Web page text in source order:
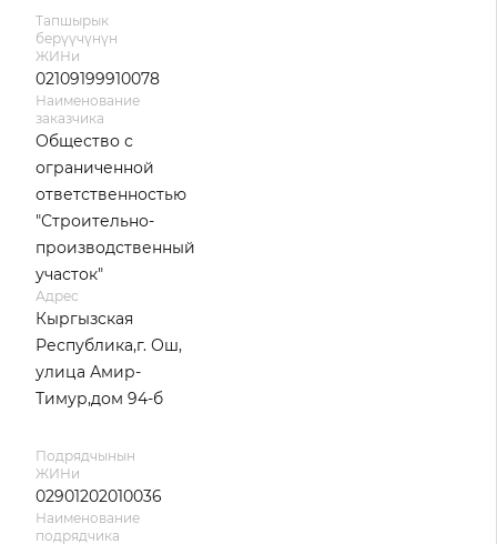
Тапшырык
берүүчүнүн
ЖИНи
02109199910078
Наименование
заказчика
Общество с
ограниченной
ответственностью
"Строительно-
производственный
участок"
Адрес
Кыргызская
Республика,г. Ош,
улица Амир-
Тимур,дом 94-б
Подрядчынын
ЖИНи
02901202010036
Наименование
подрядчика